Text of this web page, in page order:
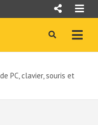
PC, clavier, souris et